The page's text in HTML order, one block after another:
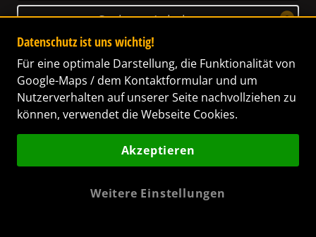
Grabsteine fürSachsen-Anhalt
Grabsteine für Schleswig-Holstein
Grabsteine fürThüringen
Unser Anspruch
Datenschutz ist uns wichtig!
Für eine optimale Darstellung, die Funktionalität von
Google-Maps / dem Kontaktformular und um
Nutzerverhalten auf unserer Seite nachvollziehen zu
können, verwendet die Webseite Cookies.
Akzeptieren
Weitere Einstellungen